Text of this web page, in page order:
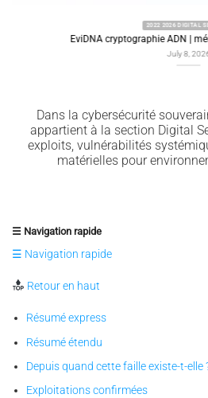
2022 2026 DIGITAL
EviDNA cryptographie ADN |
July 8, 2026
Dans la cybersécurité
appartient à la section Digital
exploits, vulnérabilités
matérielles pour
☰ Navigation rapide
☰ Navigation rapide
Retour en haut
Résumé express
Résumé étendu
Depuis quand cette faille existe-t-elle
Exploitations confirmées